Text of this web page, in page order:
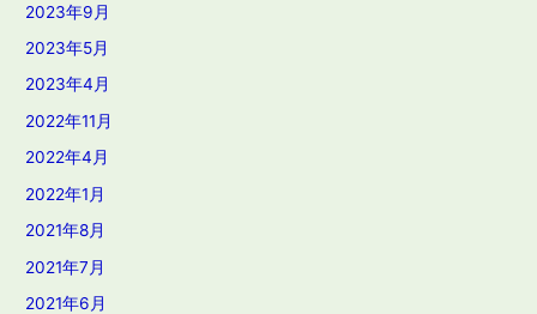
2023年9月
2023年5月
2023年4月
2022年11月
2022年4月
2022年1月
2021年8月
2021年7月
2021年6月